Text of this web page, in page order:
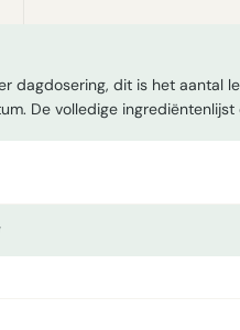
dagdosering, dit is het aantal
De volledige